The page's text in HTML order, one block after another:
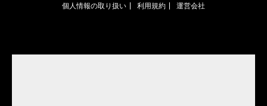
個人情報の取り扱い
利用規約 運営会社